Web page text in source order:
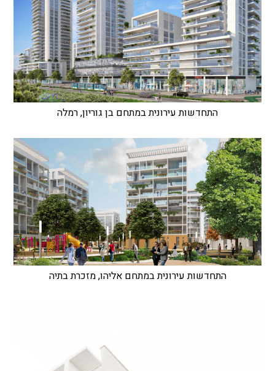
התחדשות עירונית במתחם בן גוריון, רמלה
התחדשות עירונית במתחם אליהו, מזכרת בתיה